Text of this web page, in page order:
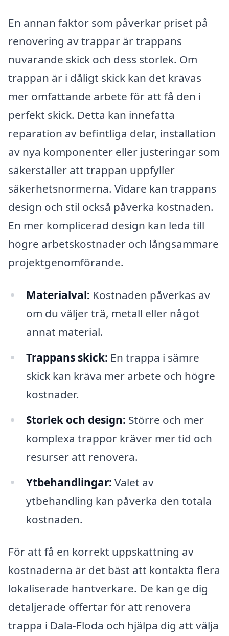
En annan faktor som påverkar priset på
renovering av trappar är trappans
nuvarande skick och dess storlek. Om
trappan är i dåligt skick kan det krävas
mer omfattande arbete för att få den i
perfekt skick. Detta kan innefatta
reparation av befintliga delar, installation
av nya komponenter eller justeringar som
säkerställer att trappan uppfyller
säkerhetsnormerna. Vidare kan trappans
design och stil också påverka kostnaden.
En mer komplicerad design kan leda till
högre arbetskostnader och långsammare
projektgenomförande.
Materialval: Kostnaden påverkas av
om du väljer trä, metall eller något
annat material.
Trappans skick: En trappa i sämre
skick kan kräva mer arbete och högre
kostnader.
Storlek och design: Större och mer
komplexa trappor kräver mer tid och
resurser att renovera.
Ytbehandlingar: Valet av
ytbehandling kan påverka den totala
kostnaden.
För att få en korrekt uppskattning av
kostnaderna är det bäst att kontakta flera
lokaliserade hantverkare. De kan ge dig
detaljerade offertar för att renovera
trappa i Dala-Floda och hjälpa dig att välja